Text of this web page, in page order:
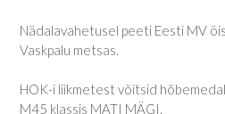
Nädalavahetusel peeti Eesti MV
Vaskpalu metsas.
HOK-i liikmetest võitsid
M45 klassis MATI MÄGI.